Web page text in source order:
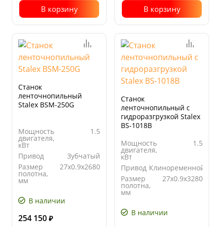
В корзину В корзину
Станок
ленточнопильный
Stalex BSМ-250G
Мощность
двигателя,
кВт
1.5
Привод
Зубчатый
Размер
полотна,
мм
27х0.9х2680
движения
полотна, м/
В наличии
254 150 ₽
Станок
ленточнопильный с
гидроразгрузкой Stalex
BS-1018B
Мощность
двигателя,
кВт
1.5
Привод Клиноременной
Размер
полотна,
мм
27x0.9x3280
поворота
В наличии